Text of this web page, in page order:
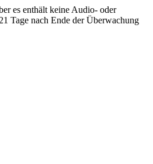
es enthält keine Audio- oder
Tage nach Ende der Überwachung